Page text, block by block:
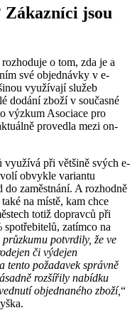
Zákazníci jsou
o tom, zda je a
své objednávky v e-
využívají služeb
dodání zboží v současné
výzkum Asociace pro
provedla mezi on-
využívá při většině svých e-
obvykle variantu
zaměstnání. A rozhodně
na místě, kam chce
totiž dopravců při
zatímco na
průzkumu potvrdily, že ve
či výdejen
tento požadavek správně
rozšířily nabídku
objednaného zboží,“